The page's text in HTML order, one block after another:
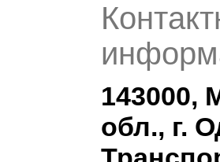
143000,
обл., г.